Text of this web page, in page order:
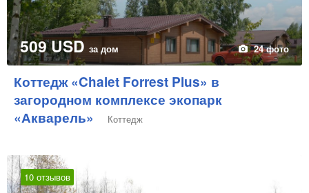
509 USD за дом 24 фото
Коттедж «Chalet Forrest Plus» в
загородном комплексе экопарк
«Акварель»
Коттедж
10 отзывов